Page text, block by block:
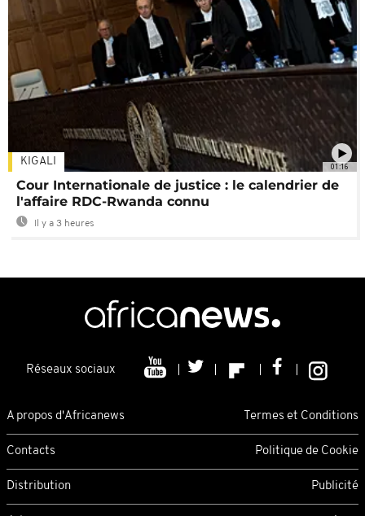
01:16
KIGALI
Cour Internationale de justice : le calendrier de
l'affaire RDC-Rwanda connu
Il y a 3 heures
Réseaux sociaux
A propos d'Africanews Termes et Conditions
Contacts Politique de Cookie
Distribution Publicité